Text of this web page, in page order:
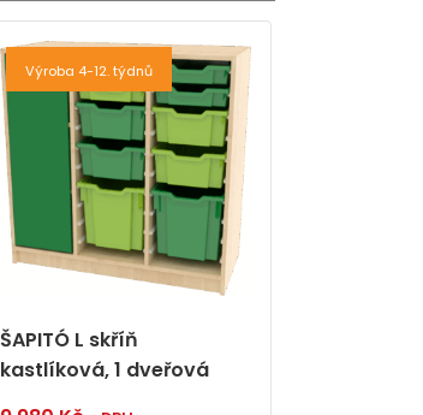
Výroba 4-12. týdnů
ŠAPITÓ L skříň
kastlíková, 1 dveřová